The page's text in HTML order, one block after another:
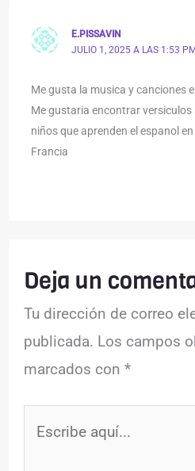
E.PISSAVIN
JULIO 1, 2025 A LAS 1:53
Me gusta la musica y canciones
Me gustaria encontrar versiculos
niños que aprenden el espanol
Francia
Deja un
Tu dirección de correo
publicada. Los campos
marcados con*